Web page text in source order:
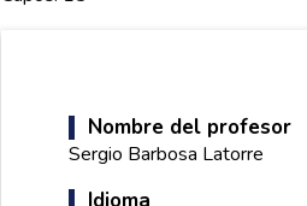
Nombre del profesor
Sergio Barbosa Latorre